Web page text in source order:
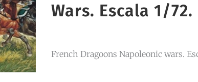
Wars. Escala 1/72.
French Dragoons Napoleonic wars.